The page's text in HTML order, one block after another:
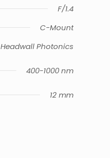
F/1.4
C-Mount
Headwall Photonics
400-1000 nm
12 mm